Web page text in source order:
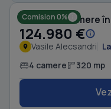
Comision 0%
Casă cu 4 camere
124.980 €
Vasile Alecsandri
4 camere 320 mp